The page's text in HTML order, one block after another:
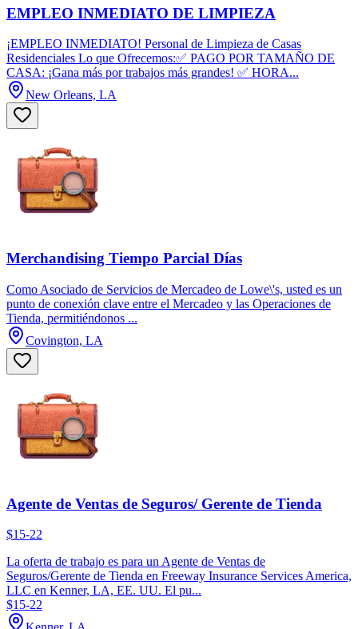
EMPLEO INMEDIATO DE LIMPIEZA
¡EMPLEO INMEDIATO! Personal de Limpieza de Casas
Residenciales Lo que Ofrecemos:✅ PAGO POR TAMAÑO DE
CASA: ¡Gana más por trabajos más grandes! ✅ HORA...
New Orleans, LA
Merchandising Tiempo Parcial Días
Como Asociado de Servicios de Mercadeo de Lowe\'s, usted es un
punto de conexión clave entre el Mercadeo y las Operaciones de
Tienda, permitiéndonos ...
Covington, LA
Agente de Ventas de Seguros/ Gerente de Tienda
$15-22
La oferta de trabajo es para un Agente de Ventas de
Seguros/Gerente de Tienda en Freeway Insurance Services America,
LLC en Kenner, LA, EE. UU. El pu...
$15-22